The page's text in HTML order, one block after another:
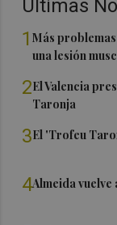
Últimas
1Más
una lesión
2El Valencia
Taronja
3El 'Trofeu
4Almeida